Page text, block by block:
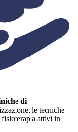
di
le tecniche
fisioterapia attivi in